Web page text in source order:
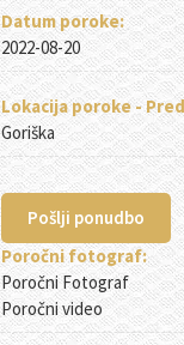
Datum poroke:
2022-08-20
Lokacija poroke -
Goriška
Pošlji ponudbo
Poročni fotograf:
Poročni Fotograf
Poročni video